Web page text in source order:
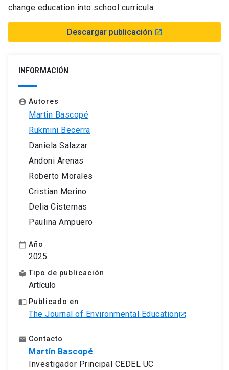
change education into school curricula.
Descargar publicación launch
INFORMACIÓN
account_circle Autores
Martin Bascopé
Rukmini Becerra
Daniela Salazar
Andoni Arenas
Roberto Morales
Cristian Merino
Delia Cisternas
Paulina Ampuero
calendar_today Año
2025
local_library Tipo de publicación
Artículo
import_contacts Publicado en
The Journal of Environmental Educationlaunch
email Contacto
Martín Bascopé
Investigador Principal CEDEL UC